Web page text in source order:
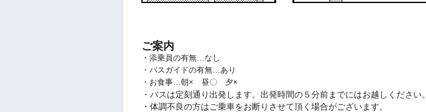
ご案内
・添乗員の有無…なし
・バスガイドの有無…あり
・お食事…朝× 昼〇 夕×
・バスは定刻通り出発します。出発時間の５分前までにはお越しください。
・体調不良の方はご乗車をお断りさせて頂く場合がございます。